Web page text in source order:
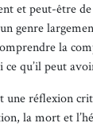
et peut-être
genre
la
ce qu’il peut
une réflexion
la mort et